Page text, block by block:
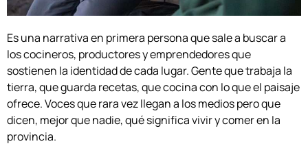
Es una narrativa en primera persona que sale a buscar a
los cocineros, productores y emprendedores que
sostienen la identidad de cada lugar. Gente que trabaja la
tierra, que guarda recetas, que cocina con lo que el paisaje
ofrece. Voces que rara vez llegan a los medios pero que
dicen, mejor que nadie, qué significa vivir y comer en la
provincia.